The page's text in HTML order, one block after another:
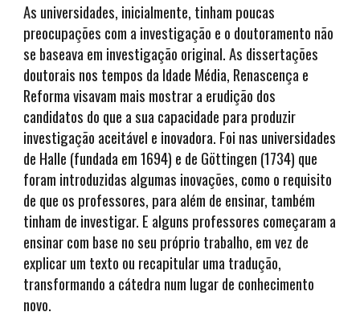
As universidades, inicialmente, tinham poucas
preocupações com a investigação e o doutoramento não
se baseava em investigação original. As dissertações
doutorais nos tempos da Idade Média, Renascença e
Reforma visavam mais mostrar a erudição dos
candidatos do que a sua capacidade para produzir
investigação aceitável e inovadora. Foi nas universidades
de Halle (fundada em 1694) e de Göttingen (1734) que
foram introduzidas algumas inovações, como o requisito
de que os professores, para além de ensinar, também
tinham de investigar. E alguns professores começaram a
ensinar com base no seu próprio trabalho, em vez de
explicar um texto ou recapitular uma tradução,
transformando a cátedra num lugar de conhecimento
novo.